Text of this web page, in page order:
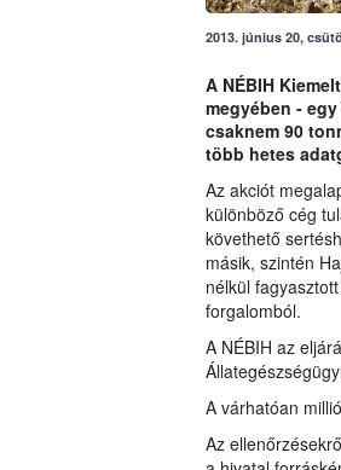
2013. június 20,
A NÉBIH
megyében -
csaknem 90
több hetes
Az akciót
különböző cég
követhető
másik, szintén
nélkül
forgalomból.
A NÉBIH az
A várhatóan
Az